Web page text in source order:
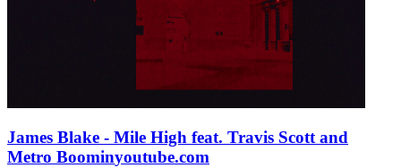
James Blake - Mile High feat. Travis Scott and
Metro Boominyoutube.com